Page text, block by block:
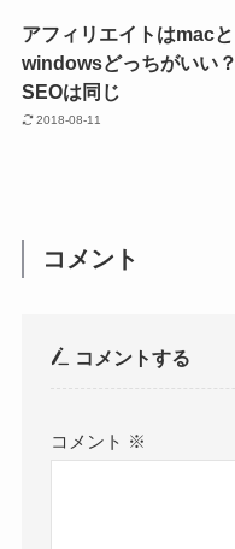
アフィリエイトはmacと
windowsどっちがいい？
SEOは同じ
2018-08-11
コメント
コメントする
コメント ※